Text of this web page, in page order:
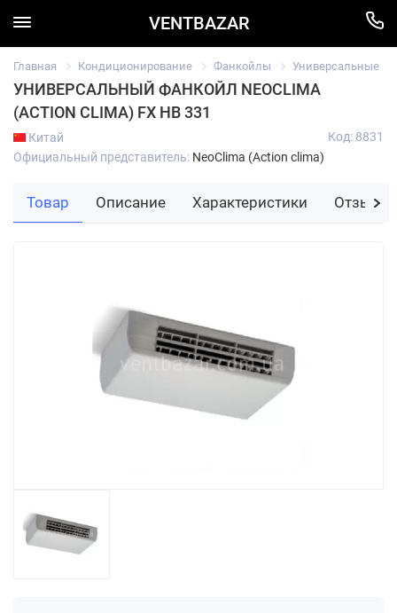
VENTBAZAR
Главная Кондиционирование Фанкойлы Универсальные
УНИВЕРСАЛЬНЫЙ ФАНКОЙЛ NEOCLIMA
(ACTION CLIMA) FX HB 331
Китай
Официальный представитель: NeoClima (Action clima)
Код: 8831
Товар Описание Характеристики Отзывы